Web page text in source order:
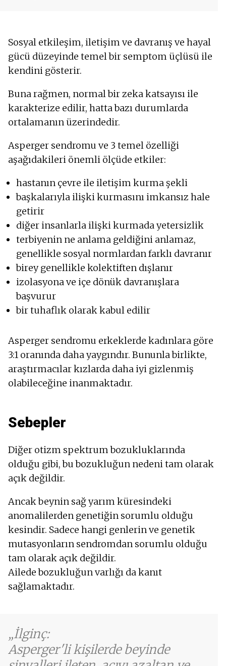
Sosyal etkileşim, iletişim ve davranış ve hayal
gücü düzeyinde temel bir semptom üçlüsü ile
kendini gösterir.
Buna rağmen, normal bir zeka katsayısı ile
karakterize edilir, hatta bazı durumlarda
ortalamanın üzerindedir.
Asperger sendromu ve 3 temel özelliği
aşağıdakileri önemli ölçüde etkiler:
hastanın çevre ile iletişim kurma şekli
başkalarıyla ilişki kurmasını imkansız hale
getirir
diğer insanlarla ilişki kurmada yetersizlik
terbiyenin ne anlama geldiğini anlamaz,
genellikle sosyal normlardan farklı davranır
birey genellikle kolektiften dışlanır
izolasyona ve içe dönük davranışlara
başvurur
bir tuhaflık olarak kabul edilir
Asperger sendromu erkeklerde kadınlara göre
3:1 oranında daha yaygındır. Bununla birlikte,
araştırmacılar kızlarda daha iyi gizlenmiş
olabileceğine inanmaktadır.
Sebepler
Diğer otizm spektrum bozukluklarında
olduğu gibi, bu bozukluğun nedeni tam olarak
açık değildir.
Ancak beynin sağ yarım küresindeki
anomalilerden genetiğin sorumlu olduğu
kesindir. Sadece hangi genlerin ve genetik
mutasyonların sendromdan sorumlu olduğu
tam olarak açık değildir.
Ailede bozukluğun varlığı da kanıt
sağlamaktadır.
İlginç:
Asperger'li kişilerde beyinde